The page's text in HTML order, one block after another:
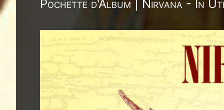
Pochette d'Album | Nirvana - In